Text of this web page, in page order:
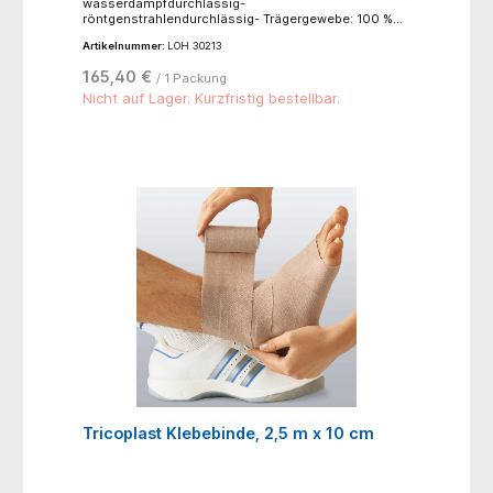
wasserdampfdurchlässig-
röntgenstrahlendurchlässig- Trägergewebe: 100 %
Synthesekautschukkleber- lose im
Kompressionsverbände in der Phlebologie, für
funktionelle Verbände in der Sportmedizin, zum
Stützen und Entlasten, bei Kontusionen,
Artikelnummer: LOH 30213
165,40 € / 1 Packung
Nicht auf Lager. Kurzfristig bestellbar.
Tricoplast Klebebinde, 2,5 m x 10 cm